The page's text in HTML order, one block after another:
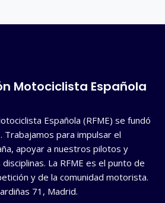
Motociclista Española
Española (RFME) se fundó
Trabajamos para impulsar el
apoyar a nuestros pilotos y
La RFME es el punto de
y de la comunidad motorista.
71, Madrid.